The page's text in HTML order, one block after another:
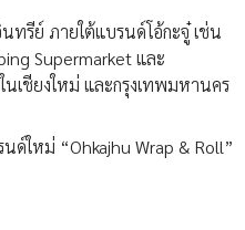
ทรีย์ ภายใต้แบรนด์โอ้กะจู๋ เช่น
Supermarket และ
เชียงใหม่ และกรุงเทพมหานคร
ด์ใหม่ “Ohkajhu Wrap & Roll”